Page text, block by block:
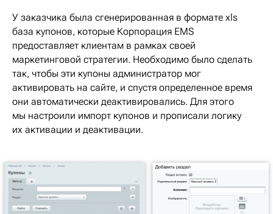
У заказчика была сгенерированная в формате xls
база купонов, которые Корпорация EMS
предоставляет клиентам в рамках своей
маркетинговой стратегии. Необходимо было сделать
так, чтобы эти купоны администратор мог
активировать на сайте, и спустя определенное время
они автоматически деактивировались. Для этого
мы настроили импорт купонов и прописали логику
их активации и деактивации.